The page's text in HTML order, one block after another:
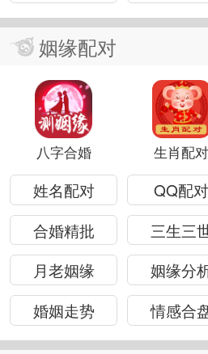
姻缘配对
八字合婚 生肖配对
姓名配对 QQ配对
合婚精批
三生三
月老姻缘
姻缘分
婚姻走势
情感合